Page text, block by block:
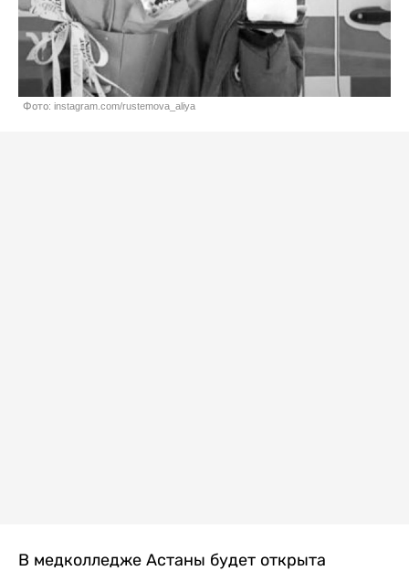
Фото: instagram.com/rustemova_aliya
В медколледже Астаны будет открыта